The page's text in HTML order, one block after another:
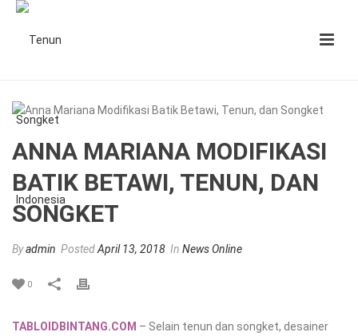
ANNA MARIANA MODIFIKASI
BATIK BETAWI, TENUN, DAN
SONGKET
Byadmin PostedApril 13, 2018 In News Online
0
TABLOIDBINTANG.COM – Selain tenun dan songket, desainer